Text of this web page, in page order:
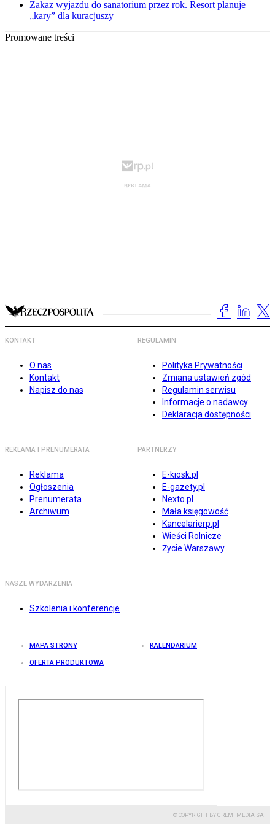
Zakaz wyjazdu do sanatorium przez rok. Resort planuje
„kary” dla kuracjuszy
Promowane treści
KONTAKT
O nas
Kontakt
Napisz do nas
REGULAMIN
Polityka Prywatności
Zmiana ustawień zgód
Regulamin serwisu
Informacje o nadawcy
Deklaracja dostępności
REKLAMA I PRENUMERATA
Reklama
Ogłoszenia
Prenumerata
Archiwum
PARTNERZY
E-kiosk.pl
E-gazety.pl
Nexto.pl
Mała księgowość
Kancelarierp.pl
Wieści Rolnicze
Życie Warszawy
NASZE WYDARZENIA
Szkolenia i konferencje
MAPA STRONY KALENDARIUM
OFERTA PRODUKTOWA
© COPYRIGHT BY GREMI MEDIA SA